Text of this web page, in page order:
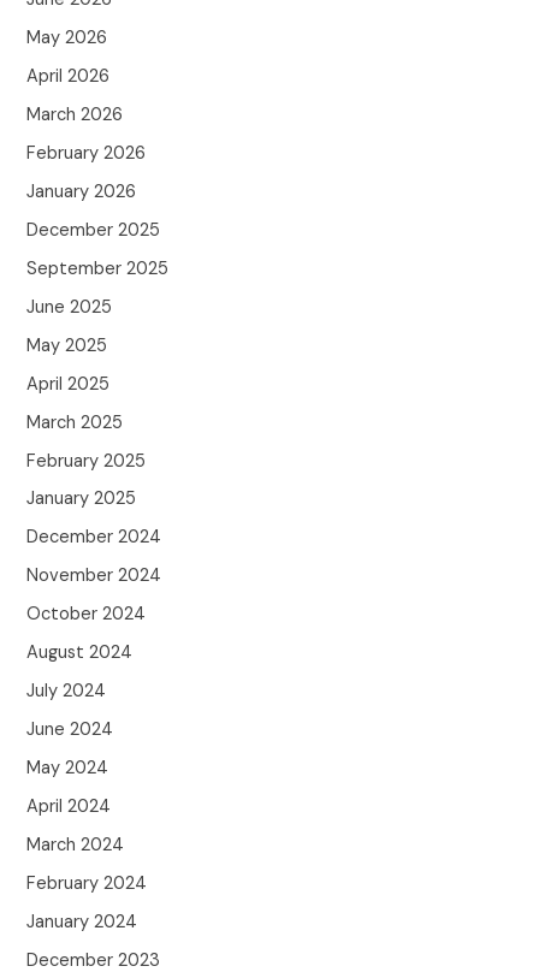
May 2026
April 2026
March 2026
February 2026
January 2026
December 2025
September 2025
June 2025
May 2025
April 2025
March 2025
February 2025
January 2025
December 2024
November 2024
October 2024
August 2024
July 2024
June 2024
May 2024
April 2024
March 2024
February 2024
January 2024
December 2023